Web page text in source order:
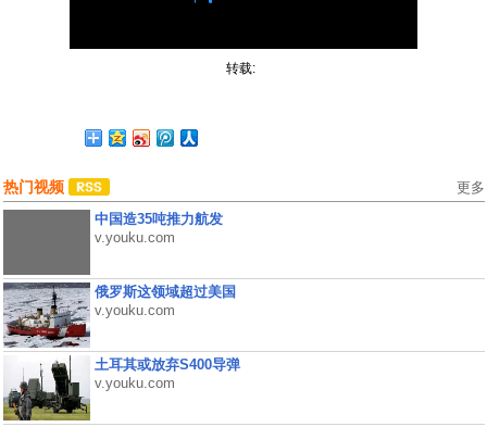
转载:
热门视频 更多
中国造35吨推力航发
v.youku.com
俄罗斯这领域超过美国
v.youku.com
土耳其或放弃S400导弹
v.youku.com